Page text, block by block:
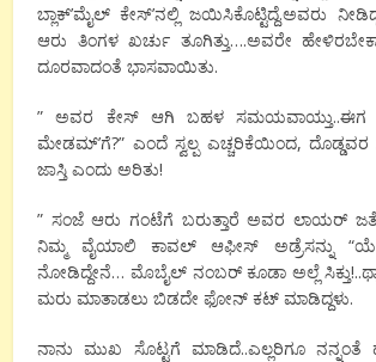
ಬ್ಲಾಕ್’ಮೈಲ್ ಕೇಸ್’ನಲ್ಲಿ ಜಯಿಸಿಕೊಟ್ಟಿದ್ದೆ.ಅವರು
ಆರು ತಿಂಗಳ ಖರ್ಚು ತೂಗಿತ್ತು….ಅವರೇ
ದೂರವಾದಂತೆ ಭಾಸವಾಯಿತು.
” ಅವರ ಕೇಸ್ ಆಗಿ ಬಹಳ ಸಮಯವಾಯ್ತು..ಈಗ
ಮೇಡಮ್’ಗೆ?” ಎಂದೆ ಸ್ವಲ್ಪ ಎಚ್ಚರಿಕೆಯಿಂದ, ದೊಡ್ಡವರ
ಜಾಸ್ತಿ ಎಂದು ಅರಿತು!
” ಸಂಜೆ ಆರು ಗಂಟೆಗೆ ಬರುತ್ತಾರೆ ಅವರ ಲಾಯರ್
ನಿಮ್ಮ ವೈಯಾಲಿ ಕಾವಲ್ ಆಫೀಸ್ ಅಡ್ರೆಸನ್ನು
ನೋಡಿದ್ದೇನೆ… ಮೊಬೈಲ್ ನಂಬರ್ ಕೂಡಾ ಅಲ್ಲೆ
ಮರು ಮಾತಾಡಲು ಬಿಡದೇ ಫೋನ್ ಕಟ್ ಮಾಡಿದ್ದಳು.
ನಾನು ಮುಖ ಸೊಟ್ಟಗೆ ಮಾಡಿದೆ..ಎಲ್ಲರಿಗೂ ನನ್ನಂತೆ